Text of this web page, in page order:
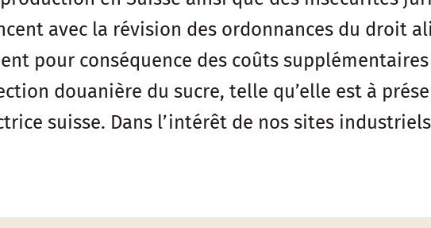
avec la révision des ordonnances du droit
pour conséquence des coûts
douanière du sucre, telle qu’elle est à
suisse. Dans l’intérêt de nos sites